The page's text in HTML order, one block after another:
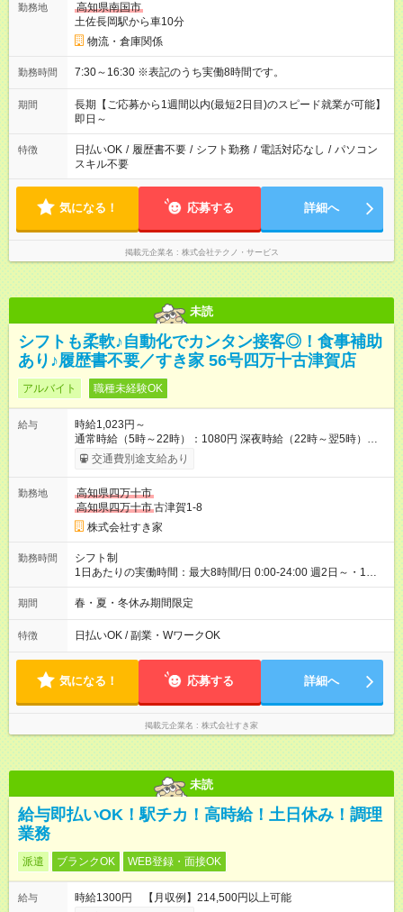
勤務地
高知県南国市
土佐長岡駅から車10分
物流・倉庫関係
勤務時間 7:30～16:30 ※表記のうち実働8時間です。
期間
長期【ご応募から1週間以内(最短2日目)のスピード就業が可能】
即日～
特徴 日払いOK / 履歴書不要 / シフト勤務 / 電話対応なし / パソコン
スキル不要
気になる！ 応募する 詳細へ
掲載元企業名 株式会社テクノ・サービス
未読
シフトも柔軟♪自動化でカンタン接客◎！食事補助
あり♪履歴書不要／すき家 56号四万十古津賀店
アルバイト 職種未経験OK
給与
時給1,023円～
通常時給（5時～22時）：1080円 深夜時給（22時～翌5時）：
1350円 高校生時給：1023円 【特別手当】早朝手当（5：00-9：
00）時給+150円 【試用期間】試用期間あり 試用期間の長さ：1
30日（※条件変更なし）ですが、切り上げで一ヶ月とさせてい
ただきます。 研修制度あり：15時間(研修中も同時給）
交通費別途支給あり
勤務地
高知県四万十市
高知県四万十市古津賀1-8
株式会社すき家
勤務時間
シフト制
1日あたりの実働時間：最大8時間/日 0:00-24:00 週2日～・1日
2h～OK ＜シフト例＞ 〇朝帯 5:00-9:00 〇昼帯 9:00-14:00 〇午
後帯 14:00-18:00 〇夜帯 18:00-22:00 〇深夜帯 22:00-翌5:00 基
ます♪
期間 春・夏・冬休み期間限定
特徴 日払いOK / 副業・WワークOK
気になる！ 応募する 詳細へ
掲載元企業名 株式会社すき家
未読
給与即払いOK！駅チカ！高時給！土日休み！調理
業務
派遣 ブランクOK WEB登録・面接OK
給与
時給1300円 【月収例】214,500円以上可能